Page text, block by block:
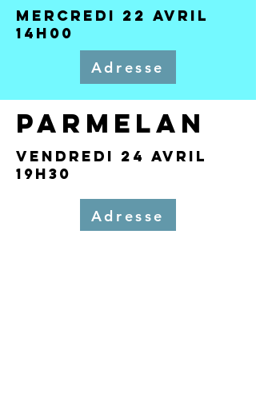
mercredi 22 avril
14h00
Adresse
Parmelan
Vendredi 24 avril
19h30
Adresse